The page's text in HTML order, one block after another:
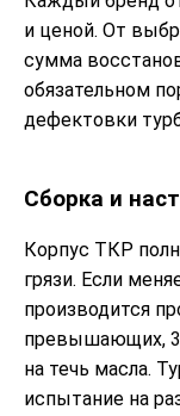
и ценой. От
сумма
обязательном
дефектовки
Сборка и
Корпус ТКР
грязи. Если
производится
превышающих,
на течь масла.
испытание на